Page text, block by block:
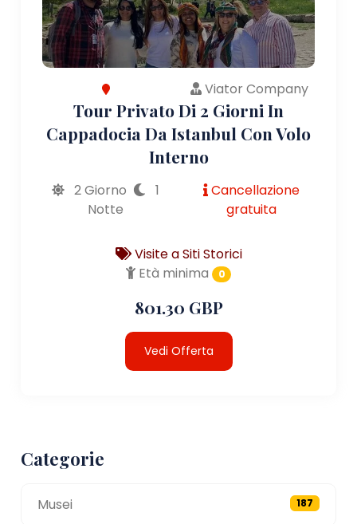
Viator Company
Tour Privato Di 2 Giorni In
Cappadocia Da Istanbul Con Volo
Interno
2 Giorno
1
Notte
Cancellazione
gratuita
Visite a Siti Storici
Età minima
0
801.30 GBP
Vedi Offerta
Categorie
Musei 187